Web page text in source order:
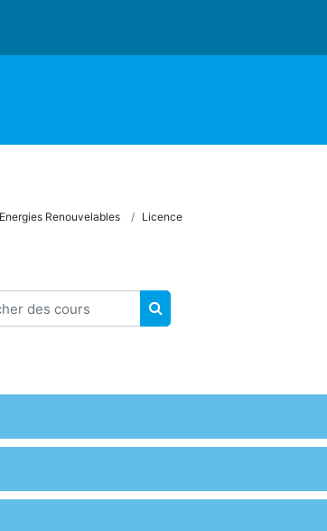
Renouvelables Licence
des cours
RECHERCHER DES COURS